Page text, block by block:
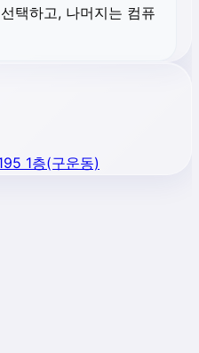
택하고, 나머지는 컴퓨
1층(구운동)